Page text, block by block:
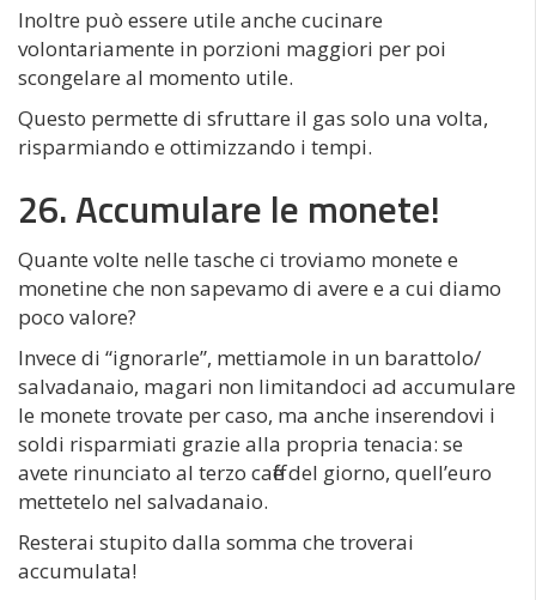
Inoltre può essere utile anche cucinare
volontariamente in porzioni maggiori per poi
scongelare al momento utile.
Questo permette di sfruttare il gas solo una volta,
risparmiando e ottimizzando i tempi.
26. Accumulare le monete!
Quante volte nelle tasche ci troviamo monete e
monetine che non sapevamo di avere e a cui diamo
poco valore?
Invece di “ignorarle”, mettiamole in un barattolo/
salvadanaio, magari non limitandoci ad accumulare
le monete trovate per caso, ma anche inserendovi i
soldi risparmiati grazie alla propria tenacia: se
avete rinunciato al terzo caffè del giorno, quell’euro
mettetelo nel salvadanaio.
Resterai stupito dalla somma che troverai
accumulata!